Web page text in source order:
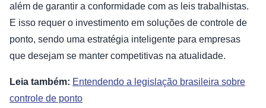
além de garantir a conformidade com as leis trabalhistas.
E isso requer o investimento em soluções de controle de
ponto, sendo uma estratégia inteligente para empresas
que desejam se manter competitivas na atualidade.
Leia também: Entendendo a legislação brasileira sobre
controle de ponto